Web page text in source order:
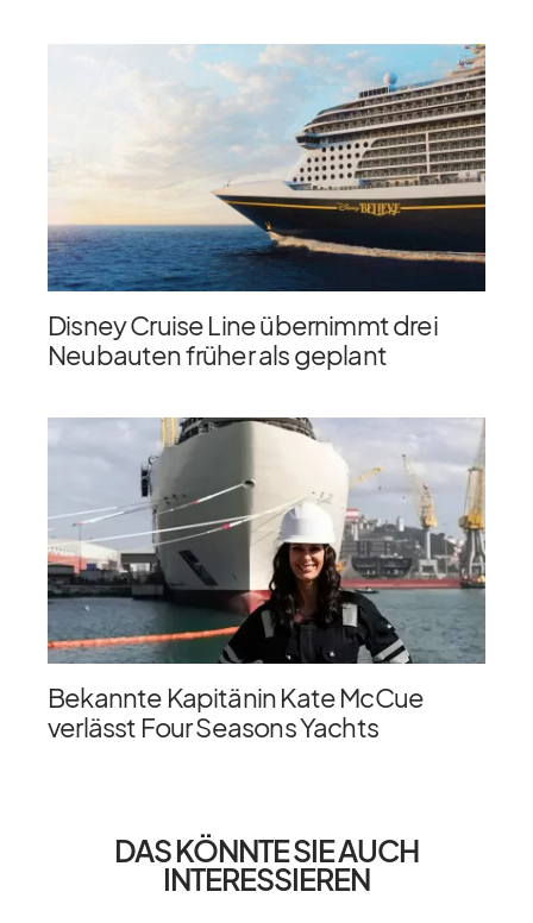
Disney Cruise Line übernimmt drei
Neubauten früher als geplant
Bekannte Kapitänin Kate McCue
verlässt Four Seasons Yachts
DAS KÖNNTE SIE AUCH
INTERESSIEREN